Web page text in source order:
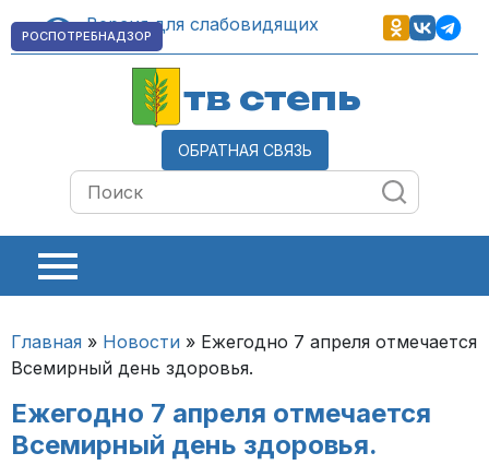
Версия для слабовидящих
тв степь
ОБРАТНАЯ СВЯЗЬ
Главная » Новости » Ежегодно 7 апреля отмечается
Всемирный день здоровья.
Ежегодно 7 апреля отмечается
Всемирный день здоровья.
РОСПОТРЕБНАДЗОР